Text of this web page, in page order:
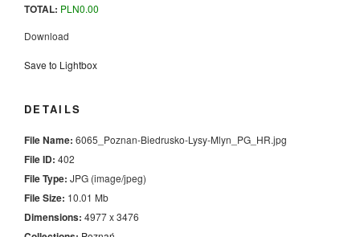
TOTAL: PLN0.00
Download
Save to Lightbox
DETAILS
File Name: 6065_Poznan-Biedrusko-Lysy-Mlyn_PG_HR.jpg
File ID: 402
File Type: JPG (image/jpeg)
File Size: 10.01 Mb
Dimensions: 4977 x 3476